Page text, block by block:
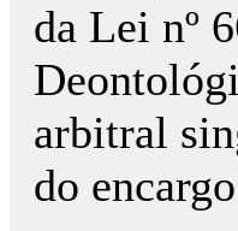
da Lei nº
arbitral
do